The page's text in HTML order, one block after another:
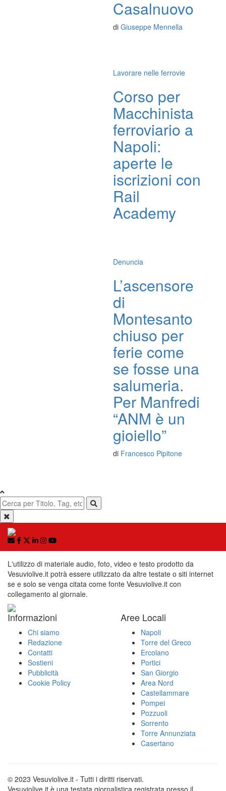
Casalnuovo
di Giuseppe Mennella
Lavorare nelle ferrovie
Corso per
Macchinista
ferroviario a
Napoli:
aperte le
iscrizioni con
Rail
Academy
Denuncia
L’ascensore
di
Montesanto
chiuso per
ferie come
se fosse una
salumeria.
Per Manfredi
“ANM è un
gioiello”
di Francesco Pipitone
L'utilizzo di materiale audio, foto, video e testo prodotto da
Vesuviolive.it potrà essere utilizzato da altre testate o siti internet
se e solo se venga citata come fonte Vesuviolive.it con
collegamento al giornale.
Informazioni
Chi siamo
Redazione
Contatti
Sostieni
Pubblicità
Cookie Policy
Aree Locali
Napoli
Torre del Greco
Ercolano
Portici
San Giorgio
Area Nord
Castellammare
Pompei
Pozzuoli
Sorrento
Torre Annunziata
Casertano
© 2023 Vesuviolive.it - Tutti i diritti riservati.
Vesuviolive.it è una testata giornalistica registrata presso il